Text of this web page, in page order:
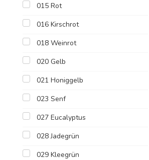
015 Rot
016 Kirschrot
018 Weinrot
020 Gelb
021 Honiggelb
023 Senf
027 Eucalyptus
028 Jadegrün
029 Kleegrün